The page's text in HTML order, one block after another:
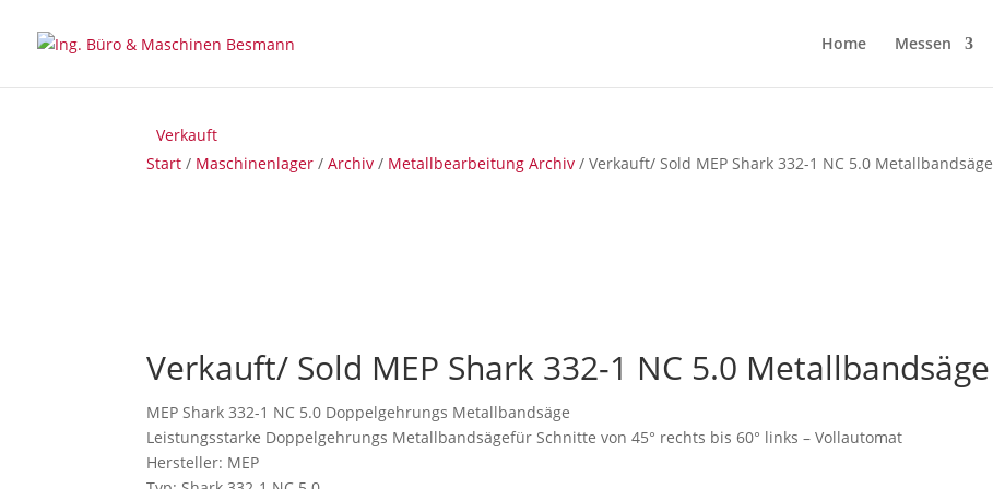
Home Messen
Start / Maschinenlager /Archiv / Metallbearbeitung Archiv / Verkauft/ Sold MEP Shark 332-1 NC 5.0 Metallbandsäge
Verkauft/ Sold MEP Shark 332-1 NC 5.0 Metallbandsäge
MEP Shark 332-1 NC 5.0 Doppelgehrungs Metallbandsäge
Leistungsstarke Doppelgehrungs Metallbandsägefür Schnitte von 45° rechts bis 60° links – Vollautomat
Hersteller: MEP
Verkauft
Verkauft
Verkauft